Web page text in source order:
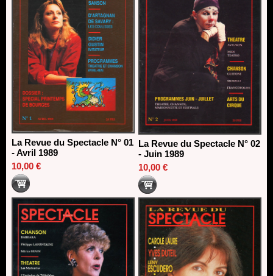
La Revue du Spectacle N° 01
- Avril 1989
10,00 €
La Revue du Spectacle N° 02
- Juin 1989
10,00 €